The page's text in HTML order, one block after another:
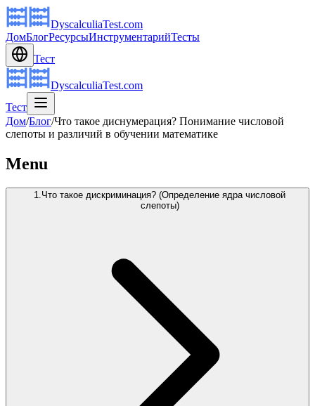
DyscalculiaTest.com
ДомБлогРесурсыИнструментарийТесты
Тест
DyscalculiaTest.com
Тест
Дом/Блог/Что такое диснумерация? Понимание числовой
слепоты и различий в обучении математике
Menu
1.Что такое дискриминация? (Определение ядра числовой
слепоты)